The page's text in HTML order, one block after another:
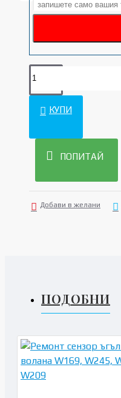
КУПИ
ПОПИТАЙ
Добави в желани
ПОДОБНИ